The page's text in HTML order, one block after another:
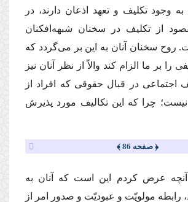
به وجود تكلیف و تعهد اذعان دارند، در
از تكلیف در سخنان شبهه‌افكنان
روح سخنان آنان به این بر مى‌گردد كه
را بر ما الزام كند والاّ از نظر آنان نیز
اجتماعى در قبال حقوقى كه افراد از
نیست؛ چرا كه این تكالیف مورد پذیرش
﴿ صفحه 86 ﴾
عرض كردم این است كه آنان به
رابطه مولویّت و عبودیّت و صدور امر از